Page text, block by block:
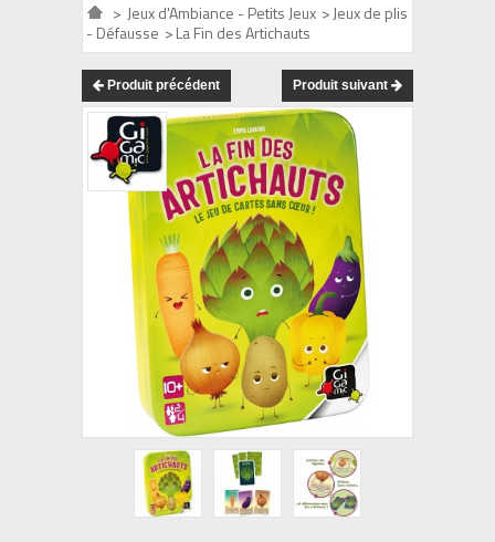
> Jeux d'Ambiance - Petits Jeux >Jeux de plis
- Défausse >La Fin des Artichauts
Produit précédent Produit suivant